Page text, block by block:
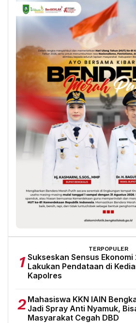
TERPOPULER
1 Sukseskan Sensus Ekonomi
Lakukan Pendataan di
Kapolres
2 Mahasiswa KKN IAIN
Jadi Spray Anti Nyamuk,
Masyarakat Cegah DBD